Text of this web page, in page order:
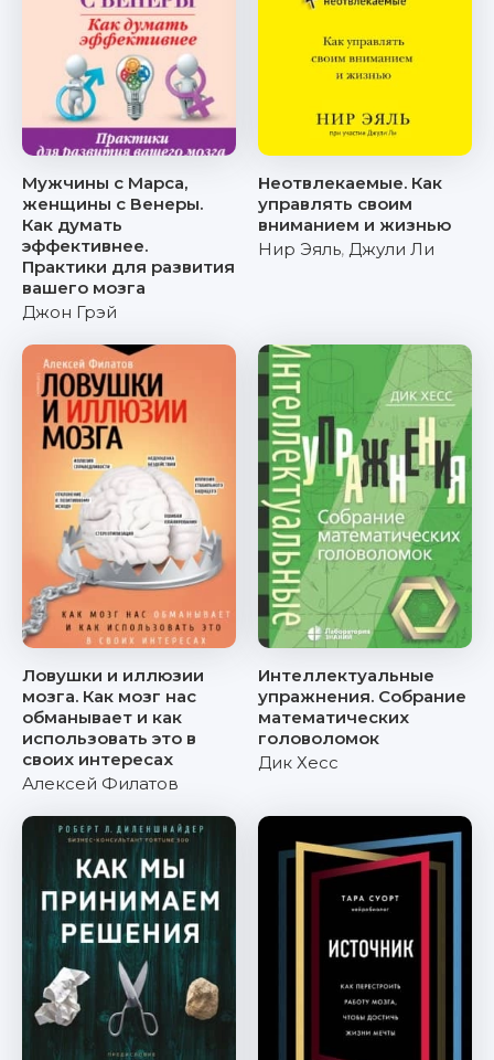
Мужчины с Марса,
женщины с Венеры.
Как думать
эффективнее.
Практики для развития
вашего мозга
Джон Грэй
Неотвлекаемые. Как
управлять своим
вниманием и жизнью
Нир Эяль, Джули Ли
Ловушки и иллюзии
мозга. Как мозг нас
обманывает и как
использовать это в
своих интересах
Алексей Филатов
Интеллектуальные
упражнения. Собрание
математических
головоломок
Дик Хесс